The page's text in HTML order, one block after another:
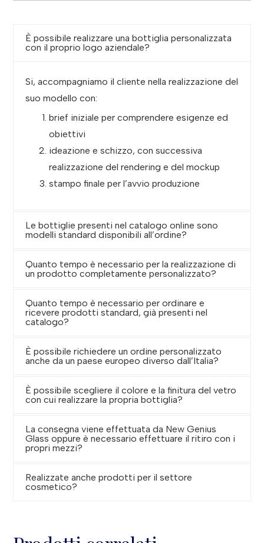
È possibile realizzare una bottiglia personalizzata
con il proprio logo aziendale?
Si, accompagniamo il cliente nella realizzazione del
suo modello con:
brief iniziale per comprendere esigenze ed
obiettivi
ideazione e schizzo, con successiva
realizzazione del rendering e del mockup
stampo finale per l’avvio produzione
Le bottiglie presenti nel catalogo online sono
modelli standard disponibili all’ordine?
Quanto tempo è necessario per la realizzazione di
un prodotto completamente personalizzato?
Quanto tempo è necessario per ordinare e
ricevere prodotti standard, già presenti nel
catalogo?
È possibile richiedere un ordine personalizzato
anche da un paese europeo diverso dall’Italia?
È possibile scegliere il colore e la finitura del vetro
con cui realizzare la propria bottiglia?
La consegna viene effettuata da New Genius
Glass oppure è necessario effettuare il ritiro con i
propri mezzi?
Realizzate anche prodotti per il settore
cosmetico?